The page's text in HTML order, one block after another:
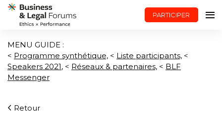
PARTICIPER
MENU GUIDE :
< Programme synthétique, < Liste participants, <
Speakers 2021, < Réseaux & partenaires, < BLF
Messenger
Retour